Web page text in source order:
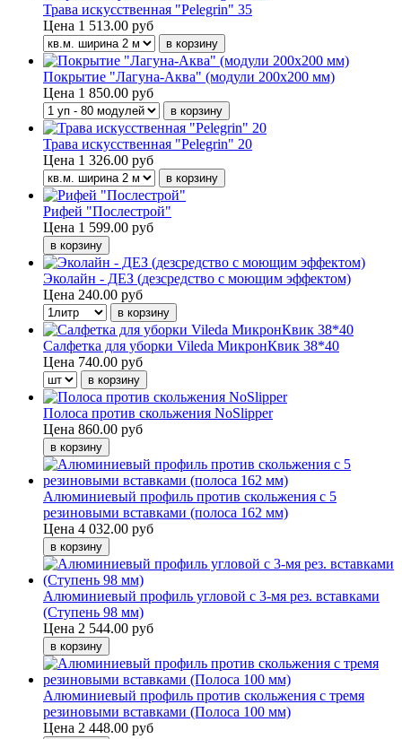
Трава искусственная "Pelegrin" 35
Цена 1 513.00 руб
Покрытие "Лагуна-Аква" (модули 200х200 мм)
Цена 1 850.00 руб
Трава искусственная "Pelegrin" 20
Цена 1 326.00 руб
Рифей "Послестрой"
Цена 1 599.00 руб
Эколайн - ДЕЗ (дезсредство с моющим эффектом)
Цена 240.00 руб
Салфетка для уборки Vileda МикронКвик 38*40
Цена 740.00 руб
Полоса против скольжения NoSlipper
Цена 860.00 руб
Алюминиевый профиль против скольжения с 5
резиновыми вставками (полоса 162 мм)
Цена 4 032.00 руб
Алюминиевый профиль угловой с 3-мя рез. вставками
(Ступень 98 мм)
Цена 2 544.00 руб
Алюминиевый профиль против скольжения с тремя
резиновыми вставками (Полоса 100 мм)
Цена 2 448.00 руб